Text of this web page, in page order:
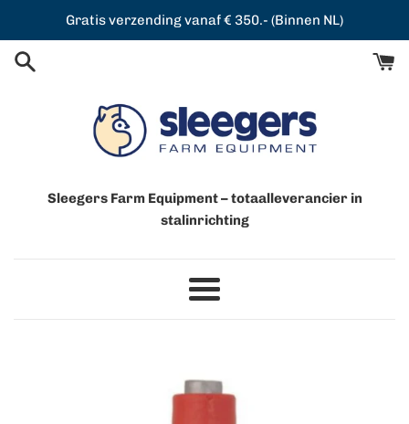
de
content
Gratis verzending vanaf € 350.- (Binnen NL)
Sleegers Farm Equipment – totaalleverancier in
stalinrichting
Menu